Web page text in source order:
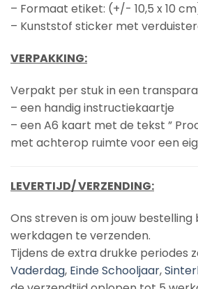
– Formaat etiket: (+/- 10,5 x 10
– Kunststof sticker met
VERPAKKING:
Verpakt per stuk in een
– een handig instructiekaartje
– een A6 kaart met de tekst ”
met achterop ruimte voor een
LEVERTIJD/ VERZENDING:
Ons streven is om jouw bestelling
werkdagen te verzenden.
Tijdens de extra drukke periodes
Vaderdag, Einde Schooljaar,